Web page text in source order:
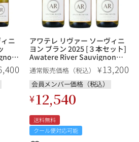
ルロワ
ブルゴーニュ
シャンパーニュ
その他
白ワイン
ワインセット
10,000円〜39,999円
80,000円〜99,999円
LINE
ニ
ワイ
アワテレ リヴァー ソーヴィニ
ヨン ブラン 2025 [３本セット]
Awatere River Sauvignon
Blanc ニュージーランド 白ワイ
ン
通常販売価格（税込） ¥13,200
会員メンバー価格（税込）
¥12,540
送料無料
クール便対応可能